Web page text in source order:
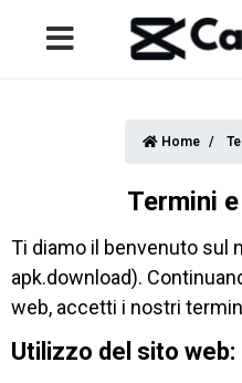
Home
Termini
Ti diamo il benvenuto sul
apk.download).
web, accetti i nostri
Utilizzo del sito web: